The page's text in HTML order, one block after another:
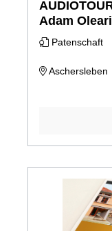
Adam
Patenschaft
Aschersleben